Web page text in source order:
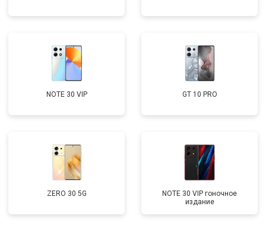
NOTE 30 VIP GT 10 PRO
ZERO 30 5G
NOTE 30 VIP гоночное
издание